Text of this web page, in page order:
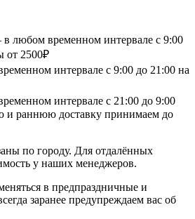
любом временном интервале с 9:00
от 2500₽
интервале с 9:00 до 21:00 на
интервале с 21:00 до 9:00
и раннюю доставку принимаем до
по городу. Для отдалённых
у наших менеджеров.
в предпраздничные и
заранее предупреждаем вас об